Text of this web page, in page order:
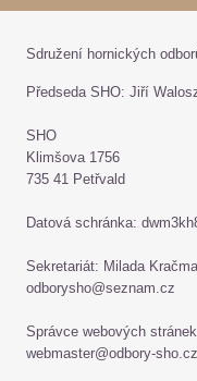
Sdružení hornických
Předseda SHO: Jiří
SHO
Klimšova 1756
735 41 Petřvald
Datová schránka:
Sekretariát: Milada
odborysho@seznam.cz
Správce webových
webmaster@odbory-sho.cz